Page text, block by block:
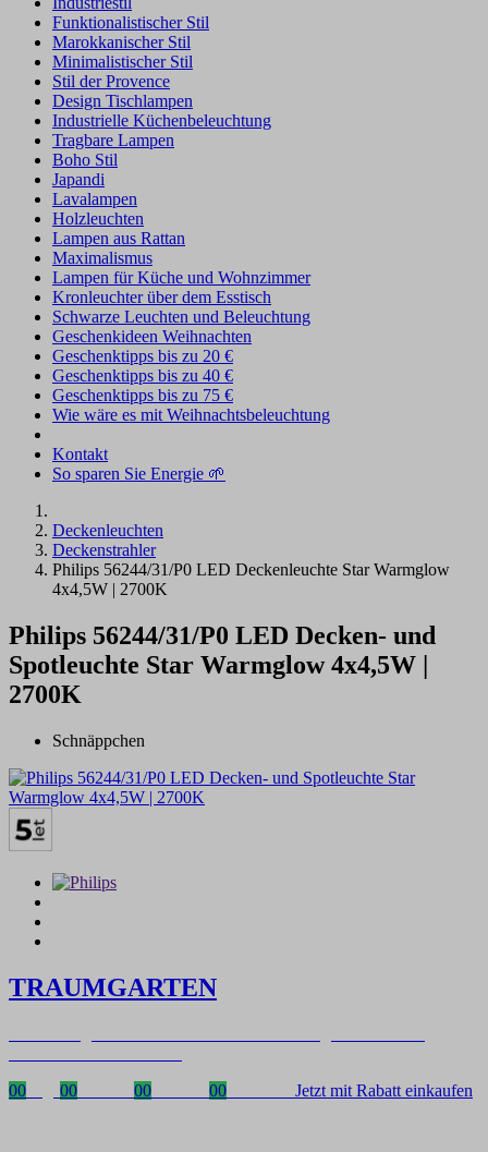
Funktionalistischer Stil
Marokkanischer Stil
Minimalistischer Stil
Stil der Provence
Design Tischlampen
Industrielle Küchenbeleuchtung
Tragbare Lampen
Boho Stil
Japandi
Lavalampen
Holzleuchten
Lampen aus Rattan
Maximalismus
Lampen für Küche und Wohnzimmer
Kronleuchter über dem Esstisch
Schwarze Leuchten und Beleuchtung
Geschenkideen Weihnachten
Geschenktipps bis zu 20 €
Geschenktipps bis zu 40 €
Geschenktipps bis zu 75 €
Wie wäre es mit Weihnachtsbeleuchtung
Kontakt
So sparen Sie Energie 🌱
Deckenleuchten
Deckenstrahler
Philips 56244/31/P0 LED Deckenleuchte Star Warmglow
4x4,5W | 2700K
Philips 56244/31/P0 LED Decken- und
Spotleuchte Star Warmglow 4x4,5W |
2700K
Schnäppchen
TRAUMGARTEN
00
00 00 00 Jetzt mit Rabatt einkaufen